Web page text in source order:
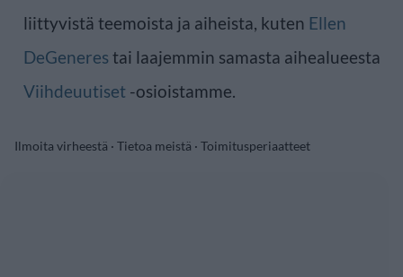
liittyvistä teemoista ja aiheista, kuten Ellen
DeGeneres tai laajemmin samasta aihealueesta
Viihdeuutiset -osioistamme.
Ilmoita virheestä · Tietoa meistä · Toimitusperiaatteet